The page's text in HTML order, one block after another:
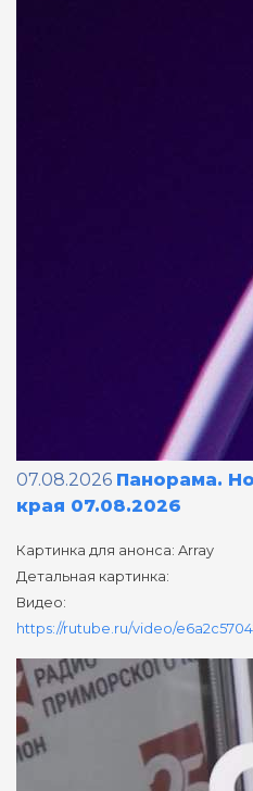
07.08.2026 Панорама.
края 07.08.2026
Картинка для анонса: Array
Детальная картинка:
Видео:
https://rutube.ru/video/